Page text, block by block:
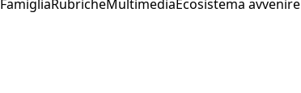
FamigliaRubricheMultimediaEcosistema avvenire